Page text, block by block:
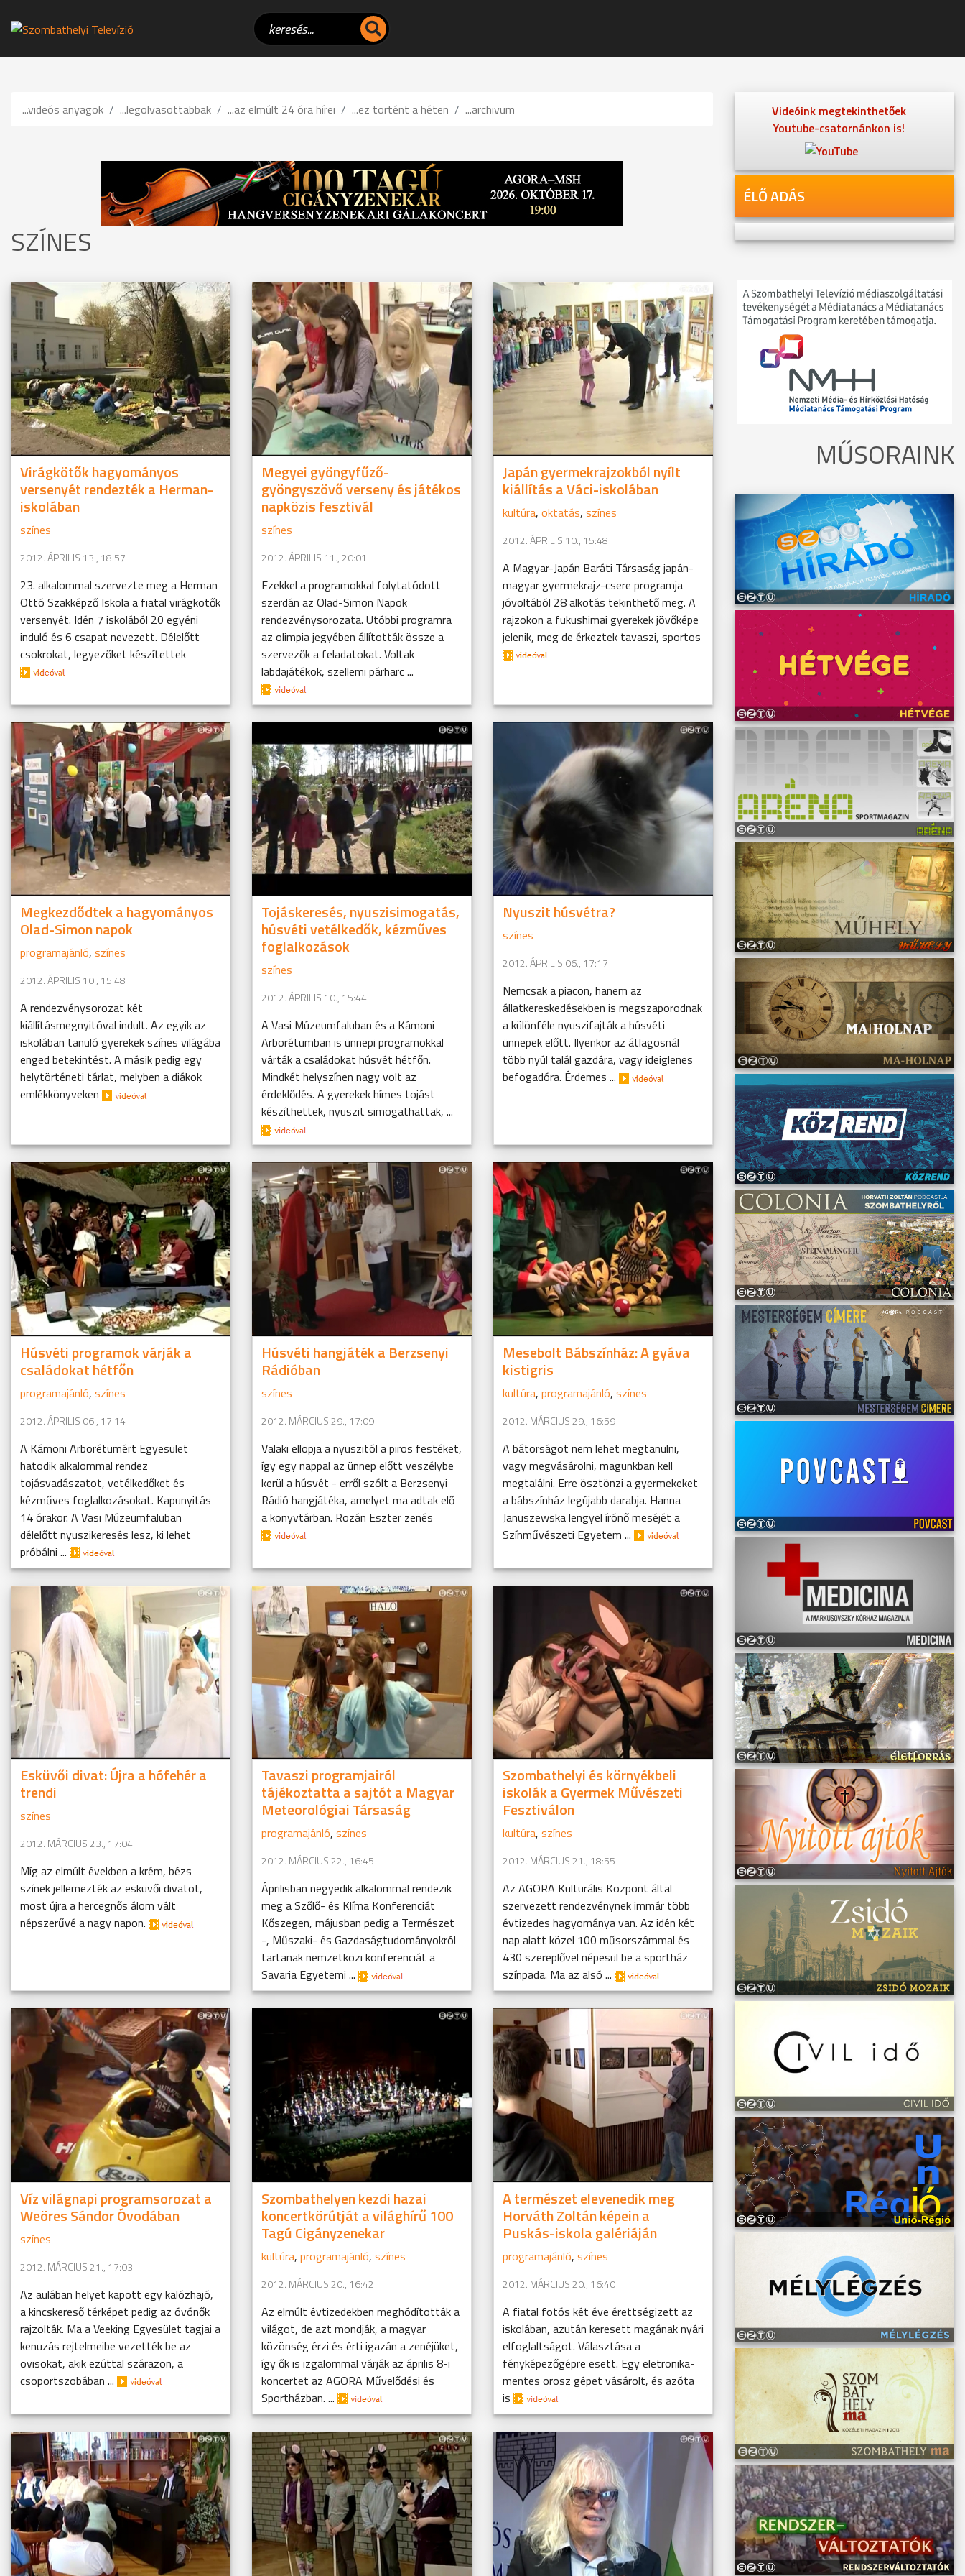
...videós anyagok ...legolvasottabbak ...az elmúlt 24 óra hírei ...ez történt a héten ...archivum
SZÍNES
Virágkötők hagyományos
versenyét rendezték a Herman-
iskolában
színes
2012. ÁPRILIS 13., 18:57
23. alkalommal szervezte meg a Herman
Ottó Szakképző Iskola a fiatal virágkötők
versenyét. Idén 7 iskolából 20 egyéni
induló és 6 csapat nevezett. Délelőtt
csokrokat, legyezőket készítettek
Megyei gyöngyfűző-
gyöngyszövő verseny és játékos
napközis fesztivál
színes
2012. ÁPRILIS 11., 20:01
Ezekkel a programokkal folytatódott
szerdán az Olad-Simon Napok
rendezvénysorozata. Utóbbi programra
az olimpia jegyében állították össze a
szervezők a feladatokat. Voltak
labdajátékok, szellemi párharc ...
Japán gyermekrajzokból nyílt
kiállítás a Váci-iskolában
kultúra, oktatás, színes
2012. ÁPRILIS 10., 15:48
A Magyar-Japán Baráti Társaság japán-
magyar gyermekrajz-csere programja
jóvoltából 28 alkotás tekinthető meg. A
rajzokon a fukushimai gyerekek jövőképe
jelenik, meg de érkeztek tavaszi, sportos
Megkezdődtek a hagyományos
Olad-Simon napok
programajánló, színes
2012. ÁPRILIS 10., 15:48
A rendezvénysorozat két
kiállításmegnyitóval indult. Az egyik az
iskolában tanuló gyerekek színes világába
enged betekintést. A másik pedig egy
helytörténeti tárlat, melyben a diákok
emlékkönyveken
Tojáskeresés, nyuszisimogatás,
húsvéti vetélkedők, kézműves
foglalkozások
színes
2012. ÁPRILIS 10., 15:44
A Vasi Múzeumfaluban és a Kámoni
Arborétumban is ünnepi programokkal
várták a családokat húsvét hétfőn.
Mindkét helyszínen nagy volt az
érdeklődés. A gyerekek hímes tojást
készíthettek, nyuszit simogathattak, ...
Nyuszit húsvétra?
színes
2012. ÁPRILIS 06., 17:17
Nemcsak a piacon, hanem az
állatkereskedésekben is megszaporodnak
a különféle nyuszifajták a húsvéti
ünnepek előtt. Ilyenkor az átlagosnál
több nyúl talál gazdára, vagy ideiglenes
befogadóra. Érdemes ...
Húsvéti programok várják a
családokat hétfőn
programajánló, színes
2012. ÁPRILIS 06., 17:14
A Kámoni Arborétumért Egyesület
hatodik alkalommal rendez
tojásvadászatot, vetélkedőket és
kézműves foglalkozásokat. Kapunyitás
14 órakor. A Vasi Múzeumfaluban
délelőtt nyuszikeresés lesz, ki lehet
próbálni ...
Húsvéti hangjáték a Berzsenyi
Rádióban
színes
2012. MÁRCIUS 29., 17:09
Valaki ellopja a nyuszitól a piros festéket,
így egy nappal az ünnep előtt veszélybe
kerül a húsvét - erről szólt a Berzsenyi
Rádió hangjátéka, amelyet ma adtak elő
a könyvtárban. Rozán Eszter zenés
Mesebolt Bábszínház: A gyáva
kistigris
kultúra, programajánló, színes
2012. MÁRCIUS 29., 16:59
A bátorságot nem lehet megtanulni,
vagy megvásárolni, magunkban kell
megtalálni. Erre ösztönzi a gyermekeket
a bábszínház legújabb darabja. Hanna
Januszewska lengyel írónő meséjét a
Színművészeti Egyetem ...
Esküvői divat: Újra a hófehér a
trendi
színes
2012. MÁRCIUS 23., 17:04
Míg az elmúlt években a krém, bézs
színek jellemezték az esküvői divatot,
most újra a hercegnős álom vált
népszerűvé a nagy napon.
Tavaszi programjairól
tájékoztatta a sajtót a Magyar
Meteorológiai Társaság
programajánló, színes
2012. MÁRCIUS 22., 16:45
Áprilisban negyedik alkalommal rendezik
meg a Szőlő- és Klíma Konferenciát
Kőszegen, májusban pedig a Természet
-, Műszaki- és Gazdaságtudományokról
tartanak nemzetközi konferenciát a
Savaria Egyetemi ...
Szombathelyi és környékbeli
iskolák a Gyermek Művészeti
Fesztiválon
kultúra, színes
2012. MÁRCIUS 21., 18:55
Az AGORA Kulturális Központ által
szervezett rendezvénynek immár több
évtizedes hagyománya van. Az idén két
nap alatt közel 100 műsorszámmal és
430 szereplővel népesül be a sportház
színpada. Ma az alsó ...
Víz világnapi programsorozat a
Weöres Sándor Óvodában
színes
2012. MÁRCIUS 21., 17:03
Az aulában helyet kapott egy kalózhajó,
a kincskereső térképet pedig az óvónők
rajzolták. Ma a Veeking Egyesület tagjai a
kenuzás rejtelmeibe vezették be az
ovisokat, akik ezúttal szárazon, a
csoportszobában ...
Szombathelyen kezdi hazai
koncertkörútját a világhírű 100
Tagú Cigányzenekar
kultúra, programajánló, színes
2012. MÁRCIUS 20., 16:42
Az elmúlt évtizedekben meghódították a
világot, de azt mondják, a magyar
közönség érzi és érti igazán a zenéjüket,
így ők is izgalommal várják az április 8-i
koncertet az AGORA Művelődési és
Sportházban. ...
A természet elevenedik meg
Horváth Zoltán képein a
Puskás-iskola galériáján
programajánló, színes
2012. MÁRCIUS 20., 16:40
A fiatal fotós két éve érettségizett az
iskolában, azután keresett magának nyári
elfoglaltságot. Választása a
fényképezőgépre esett. Egy eletronika-
mentes orosz gépet vásárolt, és azóta
is
Videóink megtekinthetőek
Youtube-csatornánkon is!
ÉLŐ ADÁS
MŰSORAINK